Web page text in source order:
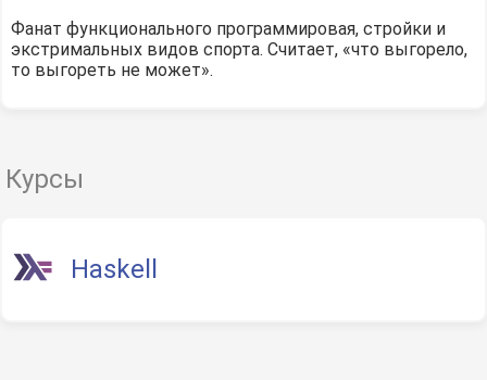
Фанат функционального программировая, стройки и
экстримальных видов спорта. Считает, «что выгорело,
то выгореть не может».
Курсы
Haskell